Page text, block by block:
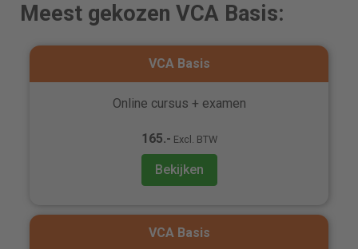
Meest gekozen VCA Basis:
VCA Basis
Online cursus + examen
165.- Excl. BTW
Bekijken
VCA Basis